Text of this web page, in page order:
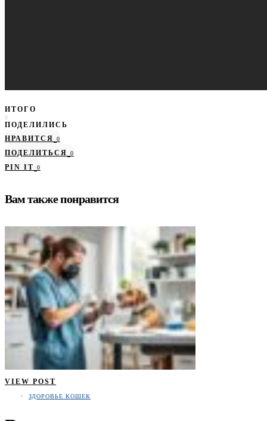
ИТОГО
0
ПОДЕЛИЛИСЬ
НРАВИТСЯ
0
ПОДЕЛИТЬСЯ 0
PIN IT 0
Вам также понравится
VIEW POST
ЗДОРОВЬЕ КОШЕК